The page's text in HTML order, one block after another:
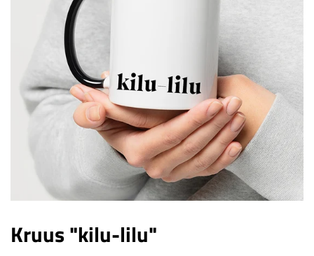
Kruus "kilu-lilu"